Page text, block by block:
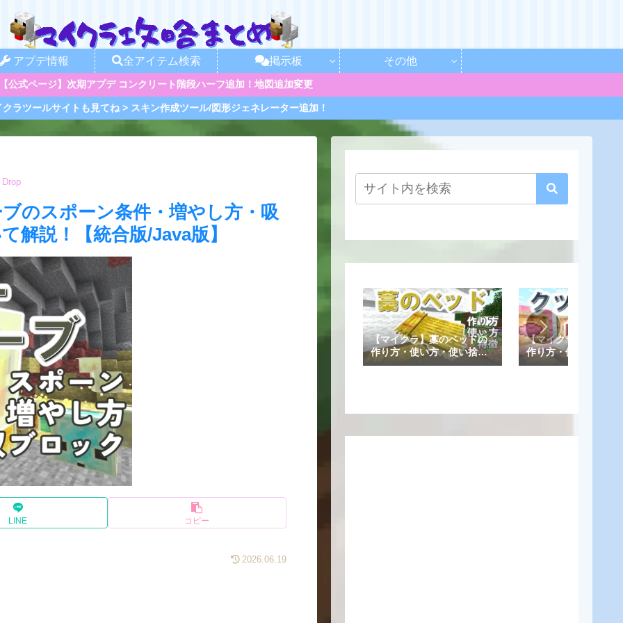
アプデ情報 全アイテム検索 掲示板 その他
公式ページ】次期アプデ コンクリート階段ハーフ追加！地図追加変更
クラツールサイトも見てね > スキン作成ツール/図形ジェネレーター追加！
Drop
のスポーン条件・増やし方・吸
解説！【統合版/Java版】
LINE コピー
2026.06.19
【マイクラ】藁のベッドの
作り方・使い方・使い捨て
など特徴を解説！【統合
【マイクラ】クッシ
作り方・使い方・設
や高さ調整一覧など